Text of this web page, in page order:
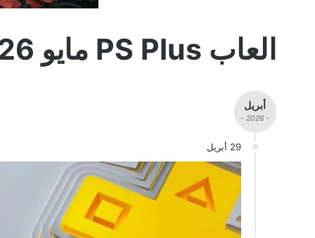
العاب PS Plus مايو 2026
أبريل
- 2026 -
29 أبريل